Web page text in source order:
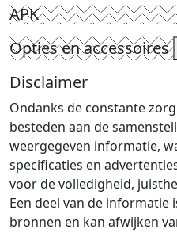
APK
Opties en accessoires
Disclaimer
Ondanks de constante
besteden aan de
weergegeven informatie,
specificaties en
voor de volledigheid,
Een deel van de informatie
bronnen en kan afwijken